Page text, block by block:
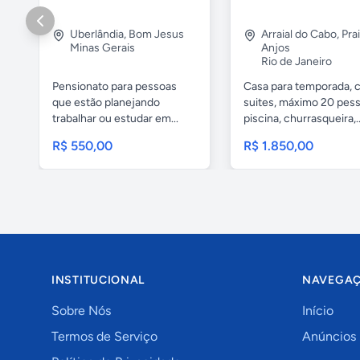
Uberlândia, Bom Jesus
Minas Gerais
Pensionato para pessoas
que estão planejando
trabalhar ou estudar em...
R$ 550,00
Arraial do Cabo,
Anjos
Rio de Janeiro
Casa para temporada,
suites, máximo 20
piscina,
R$ 1.850,00
INSTITUCIONAL
Sobre Nós
Termos de Serviço
Início
Anúncios